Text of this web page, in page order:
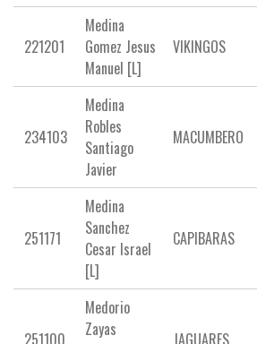
221201
Medina
Gomez Jesus
Manuel [L]
VIKINGOS
234103
Medina
Robles
Santiago
Javier
MACUMBERO
251171
Medina
Sanchez
Cesar Israel
[L]
CAPIBARAS
251100
Medorio
Zayas
JAGUARES